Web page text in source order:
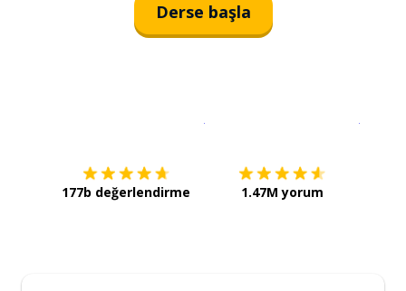
Derse başla
177b değerlendirme 1.47M yorum